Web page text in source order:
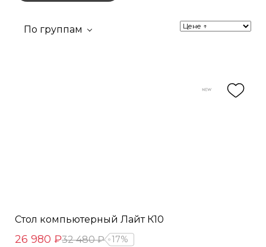
По группам
Стол компьютерный Лайт К10
26 980 ₽32 480 ₽ 17%